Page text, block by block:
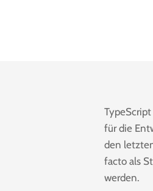
für die
den
facto als
werden.